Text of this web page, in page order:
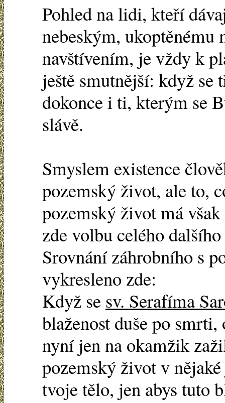
Pohled na lidi, kteří
nebeským,
navštívením, je vždy k
ještě smutnější: když se
dokonce i ti, kterým se
slávě.
Smyslem existence
pozemský život, ale to,
pozemský život má
zde volbu celého
Srovnání záhrobního s
vykresleno zde:
Když se sv. Serafíma
blaženost duše po
nyní jen na okamžik
pozemský život v
tvoje tělo, jen abys tuto